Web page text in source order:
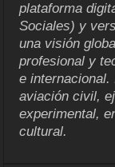
plataforma
Sociales) y
una visión
profesional y
e
aviación civil,
experimental,
cultural.